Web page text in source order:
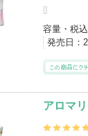
[]
容量・税込
発売日：
アロマ